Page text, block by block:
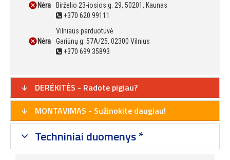
Nėra
Birželio 23-iosios g. 29, 50201, Kaunas
+370 620 99111
Nėra
Vilniaus parduotuvė
Gariūnų g. 57A/25, 02300 Vilnius
+370 699 35893
DERĖKITĖS - Radote pigiau?
MONTAVIMAS - Sužinokite daugiau!
Techniniai duomenys *